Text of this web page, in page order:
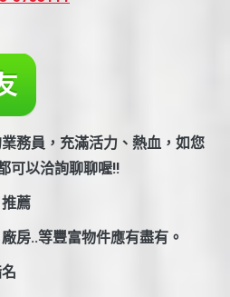
務員，充滿活力、熱血，如您
可以洽詢聊聊喔!!
薦
房..等豐富物件應有盡有。